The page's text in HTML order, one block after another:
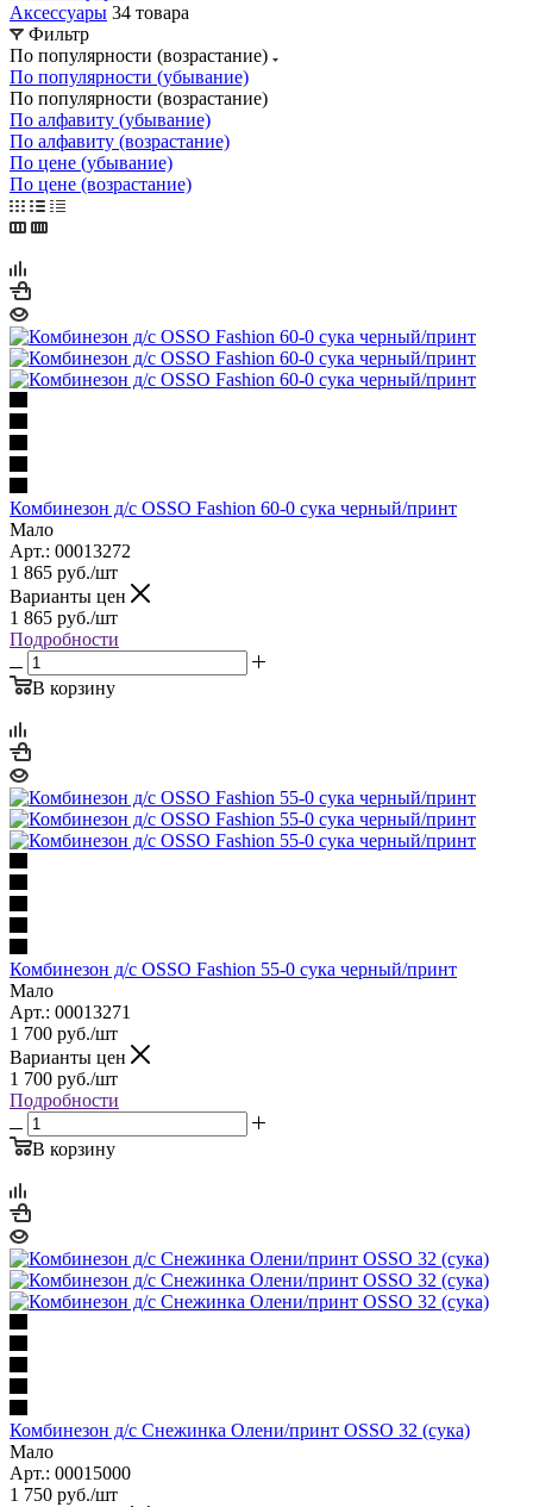
Аксессуары 34 товара
Фильтр
По популярности (возрастание)
По популярности (убывание)
По популярности (возрастание)
По алфавиту (убывание)
По алфавиту (возрастание)
По цене (убывание)
По цене (возрастание)
Комбинезон д/с OSSO Fashion 60-0 сука черный/принт
Мало
Арт.: 00013272
1 865 руб./шт
Варианты цен
1 865 руб./шт
Подробности
В корзину
Комбинезон д/с OSSO Fashion 55-0 сука черный/принт
Мало
Арт.: 00013271
1 700 руб./шт
Варианты цен
1 700 руб./шт
Подробности
В корзину
Комбинезон д/с Снежинка Олени/принт OSSO 32 (сука)
Мало
Арт.: 00015000
1 750 руб./шт